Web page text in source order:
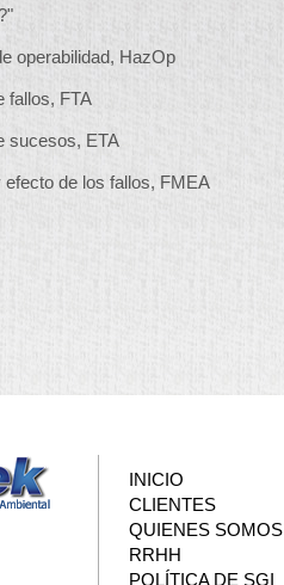
operabilidad, HazOp
fallos, FTA
sucesos, ETA
de los fallos, FMEA
INICIO
CLIENTES
QUIENES SOMOS
RRHH
POLÍTICA DE SGI